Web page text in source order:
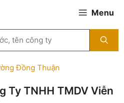
Menu
Đồng Thuận
Ty TNHH TMDV Viễn